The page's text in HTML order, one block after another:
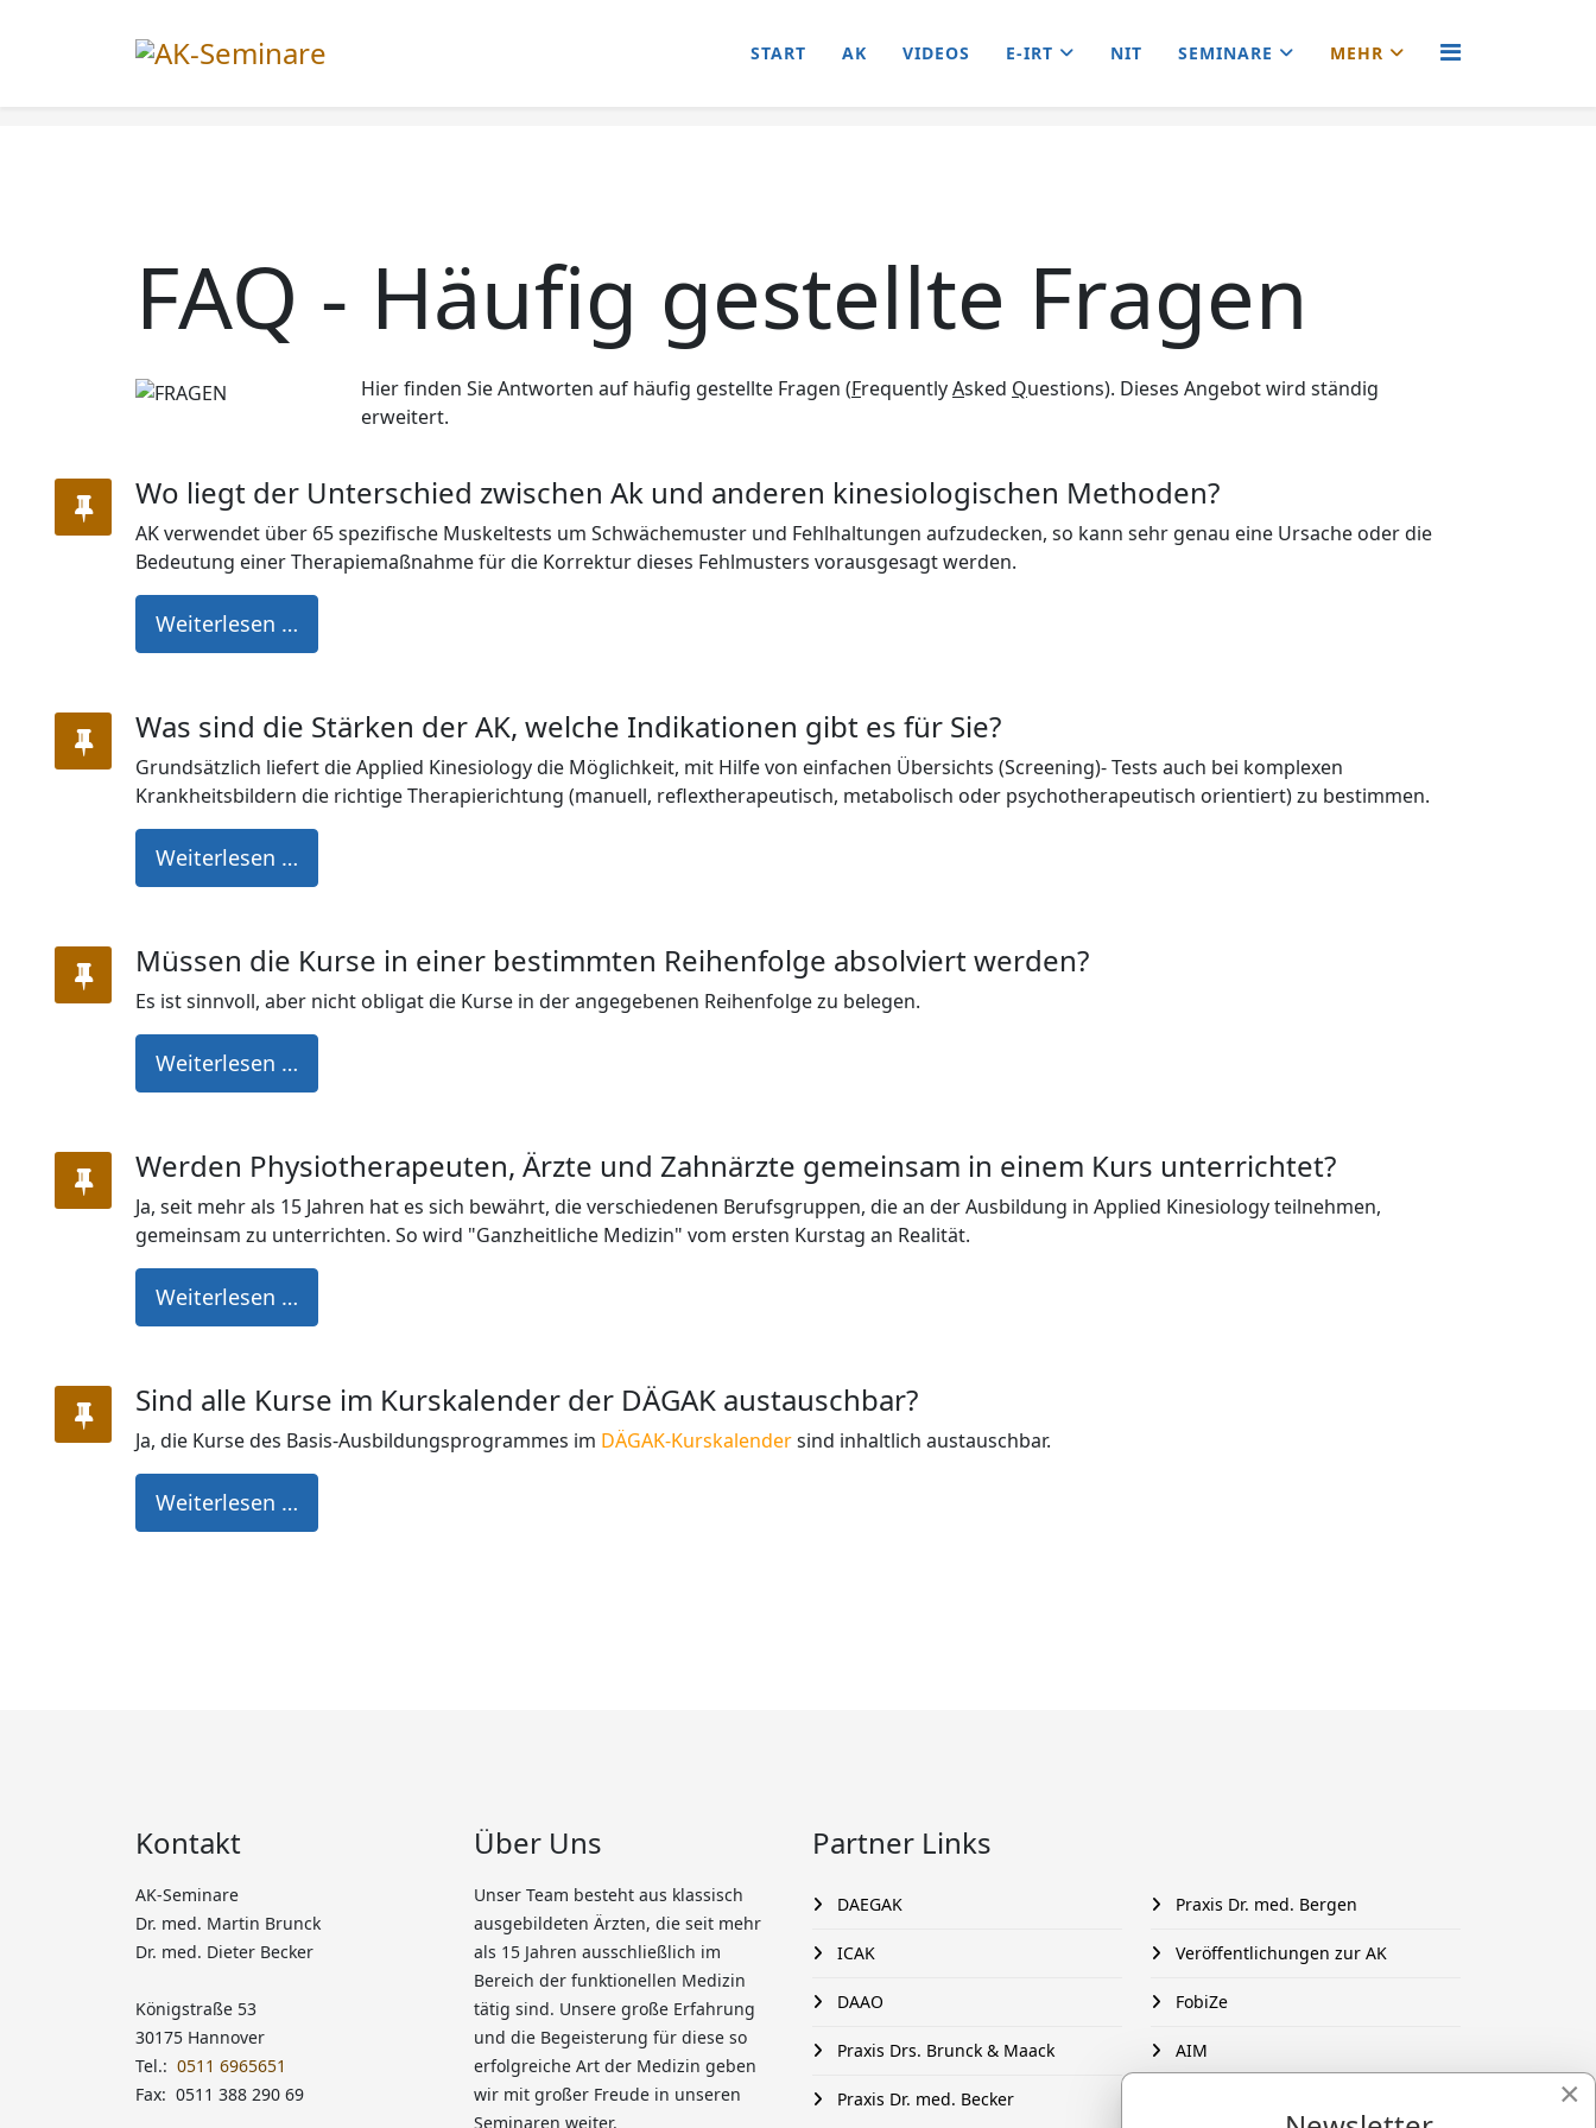
START AK VIDEOS E-IRT NIT SEMINARE MEHR
FAQ - Häufig gestellte Fragen
Hier finden Sie Antworten auf häufig gestellte Fragen (FrequentlyAsked Questions). Dieses Angebot wird ständig
erweitert.
Wo liegt der Unterschied zwischen Ak und anderen kinesiologischen Methoden?
AK verwendet über 65 spezifische Muskeltests um Schwächemuster und Fehlhaltungen aufzudecken, so kann sehr genau eine Ursache oder die
Bedeutung einer Therapiemaßnahme für die Korrektur dieses Fehlmusters vorausgesagt werden.
Weiterlesen …
Was sind die Stärken der AK, welche Indikationen gibt es für Sie?
Grundsätzlich liefert die Applied Kinesiology die Möglichkeit, mit Hilfe von einfachen Übersichts (Screening)- Tests auch bei komplexen
Krankheitsbildern die richtige Therapierichtung (manuell, reflextherapeutisch, metabolisch oder psychotherapeutisch orientiert) zu bestimmen.
Weiterlesen …
Müssen die Kurse in einer bestimmten Reihenfolge absolviert werden?
Es ist sinnvoll, aber nicht obligat die Kurse in der angegebenen Reihenfolge zu belegen.
Weiterlesen …
Werden Physiotherapeuten, Ärzte und Zahnärzte gemeinsam in einem Kurs unterrichtet?
Ja, seit mehr als 15 Jahren hat es sich bewährt, die verschiedenen Berufsgruppen, die an der Ausbildung in Applied Kinesiology teilnehmen,
gemeinsam zu unterrichten. So wird "Ganzheitliche Medizin" vom ersten Kurstag an Realität.
Weiterlesen …
Sind alle Kurse im Kurskalender der DÄGAK austauschbar?
Ja, die Kurse des Basis-Ausbildungsprogrammes im DÄGAK-Kurskalendersind inhaltlich austauschbar.
Weiterlesen …
Kontakt
AK-Seminare
Dr. med. Martin Brunck
Dr. med. Dieter Becker
Königstraße 53
30175 Hannover
Tel.: 0511 6965651
Fax: 0511 388 290 69
Über Uns
Unser Team besteht aus klassisch
ausgebildeten Ärzten, die seit mehr
als 15 Jahren ausschließlich im
Bereich der funktionellen Medizin
tätig sind. Unsere große Erfahrung
und die Begeisterung für diese so
erfolgreiche Art der Medizin geben
wir mit großer Freude in unseren
Seminaren weiter.
Partner Links
DAEGAK
ICAK
DAAO
Praxis Drs. Brunck & Maack
Praxis Dr. med. Becker
Praxis Dr. med. Bergen
Veröffentlichungen zur AK
FobiZe
AIM
×